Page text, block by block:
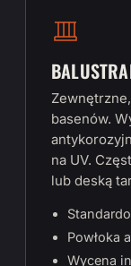
basenów.
na UV.
lub deską
Powłoka
Wycena